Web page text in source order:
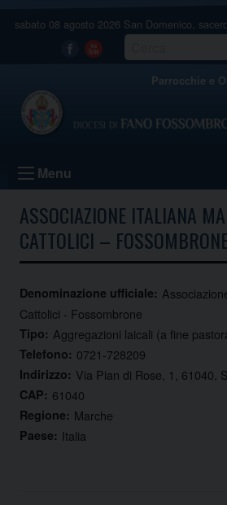
sabato 08 agosto 2026 San Domenico,
Facebook
Youtube
Parrocchie e
Menu
ASSOCIAZIONE ITALIANA
CATTOLICI – FOSSOMBRONE
Denominazione ufficiale:
Cattolici - Fossombrone
Tipo: Aggregazioni laicali (a fine
Telefono: 0721-728209
Indirizzo: Via Pian di Rose, 1, 61040,
CAP: 61040
Regione: Marche
Paese: Italia